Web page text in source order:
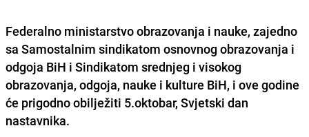
Federalno ministarstvo obrazovanja i nauke, zajedno
sa Samostalnim sindikatom osnovnog obrazovanja i
odgoja BiH i Sindikatom srednjeg i visokog
obrazovanja, odgoja, nauke i kulture BiH, i ove godine
će prigodno obilježiti 5.oktobar, Svjetski dan
nastavnika.